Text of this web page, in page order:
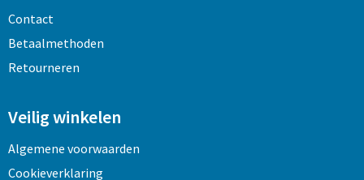
Contact
Betaalmethoden
Retourneren
Veilig winkelen
Algemene voorwaarden
Cookieverklaring